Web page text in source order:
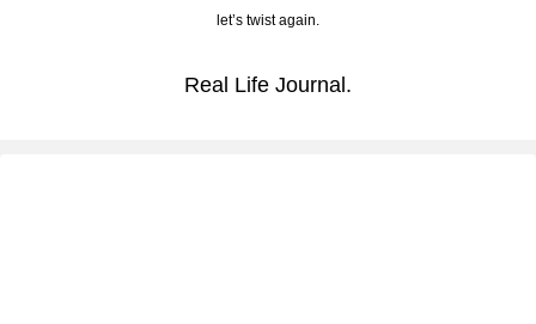
let’s twist again.
Real Life Journal.